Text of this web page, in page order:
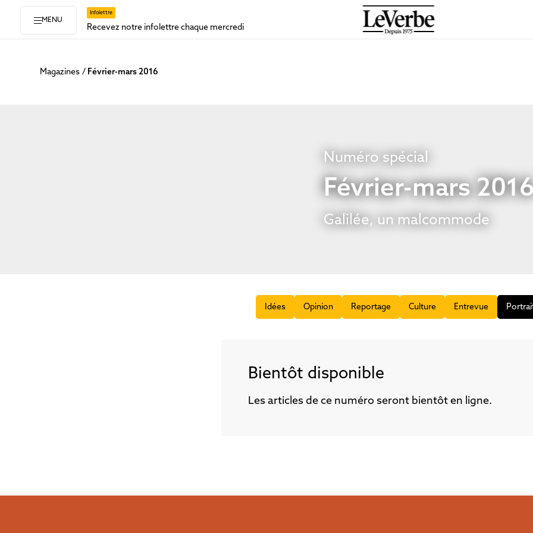
Infolettre
Recevez notre infolettre chaque mercredi
MENU
Magazines Février-mars 2016
Numéro spécial
Février-mars
Galilée, un malcommode
Idées Opinion Reportage Culture Entrevue
Bientôt disponible
Les articles de ce numéro seront bientôt en ligne.